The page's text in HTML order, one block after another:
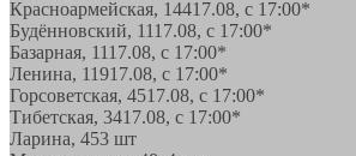
Красноармейская, 14417.08, с 17:00*
Будённовский, 1117.08, с 17:00*
Базарная, 1117.08, с 17:00*
Ленина, 11917.08, с 17:00*
Горсоветская, 4517.08, с 17:00*
Тибетская, 3417.08, с 17:00*
Ларина, 453 шт